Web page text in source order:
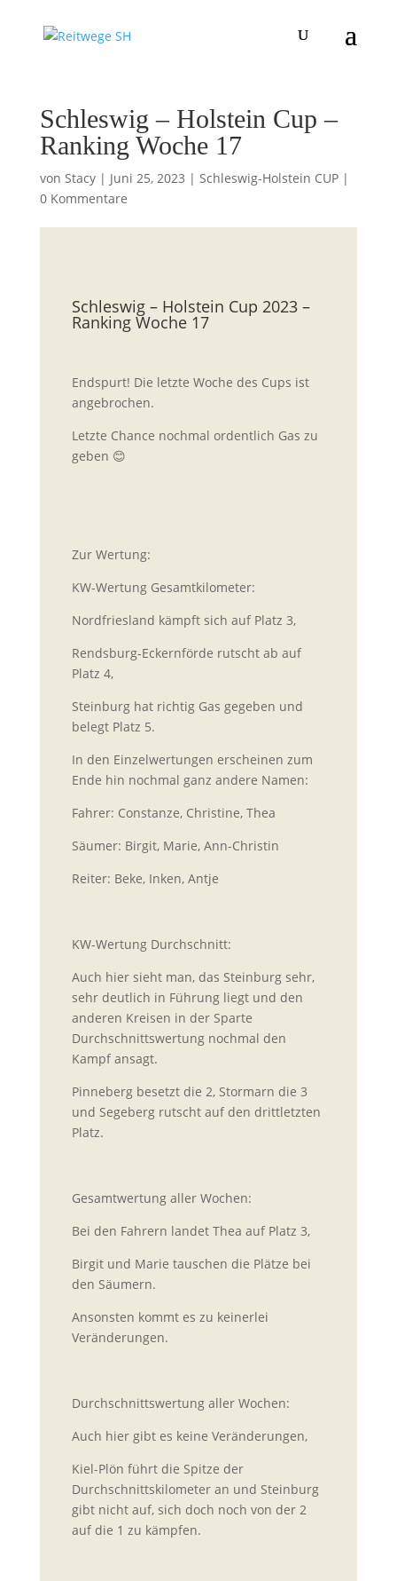
Schleswig – Holstein Cup –
Ranking Woche 17
von Stacy| Juni 25, 2023 | Schleswig-Holstein CUP|
0 Kommentare
Schleswig – Holstein Cup 2023 –
Ranking Woche 17
Endspurt! Die letzte Woche des Cups ist
angebrochen.
Letzte Chance nochmal ordentlich Gas zu
geben 😊
Zur Wertung:
KW-Wertung Gesamtkilometer:
Nordfriesland kämpft sich auf Platz 3,
Rendsburg-Eckernförde rutscht ab auf
Platz 4,
Steinburg hat richtig Gas gegeben und
belegt Platz 5.
In den Einzelwertungen erscheinen zum
Ende hin nochmal ganz andere Namen:
Fahrer: Constanze, Christine, Thea
Säumer: Birgit, Marie, Ann-Christin
Reiter: Beke, Inken, Antje
KW-Wertung Durchschnitt:
Auch hier sieht man, das Steinburg sehr,
sehr deutlich in Führung liegt und den
anderen Kreisen in der Sparte
Durchschnittswertung nochmal den
Kampf ansagt.
Pinneberg besetzt die 2, Stormarn die 3
und Segeberg rutscht auf den drittletzten
Platz.
Gesamtwertung aller Wochen:
Bei den Fahrern landet Thea auf Platz 3,
Birgit und Marie tauschen die Plätze bei
den Säumern.
Ansonsten kommt es zu keinerlei
Veränderungen.
Durchschnittswertung aller Wochen:
Auch hier gibt es keine Veränderungen,
Kiel-Plön führt die Spitze der
Durchschnittskilometer an und Steinburg
gibt nicht auf, sich doch noch von der 2
auf die 1 zu kämpfen.